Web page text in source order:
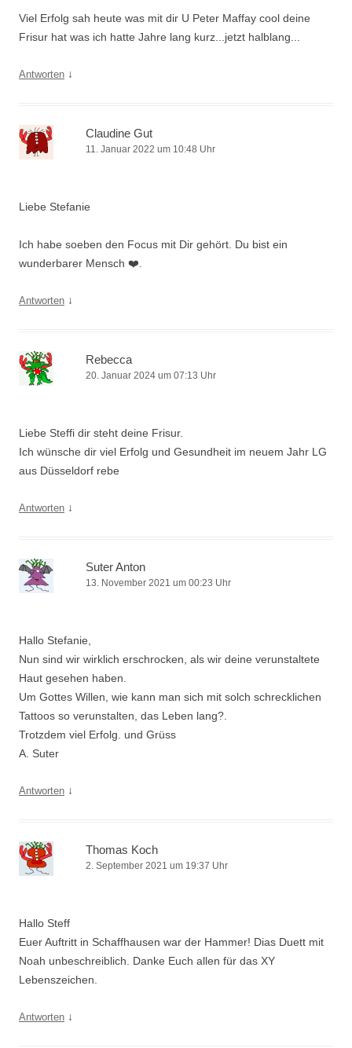
Viel Erfolg sah heute was mit dir U Peter Maffay cool deine
Frisur hat was ich hatte Jahre lang kurz...jetzt halblang...
Antworten ↓
Claudine Gut
11. Januar 2022 um 10:48 Uhr
Liebe Stefanie
Ich habe soeben den Focus mit Dir gehört. Du bist ein
wunderbarer Mensch ❤️.
Antworten ↓
Rebecca
20. Januar 2024 um 07:13 Uhr
Liebe Steffi dir steht deine Frisur.
Ich wünsche dir viel Erfolg und Gesundheit im neuem Jahr LG
aus Düsseldorf rebe
Antworten ↓
Suter Anton
13. November 2021 um 00:23 Uhr
Hallo Stefanie,
Nun sind wir wirklich erschrocken, als wir deine verunstaltete
Haut gesehen haben.
Um Gottes Willen, wie kann man sich mit solch schrecklichen
Tattoos so verunstalten, das Leben lang?.
Trotzdem viel Erfolg. und Grüss
A. Suter
Antworten ↓
Thomas Koch
2. September 2021 um 19:37 Uhr
Hallo Steff
Euer Auftritt in Schaffhausen war der Hammer! Dias Duett mit
Noah unbeschreiblich. Danke Euch allen für das XY
Lebenszeichen.
Antworten ↓